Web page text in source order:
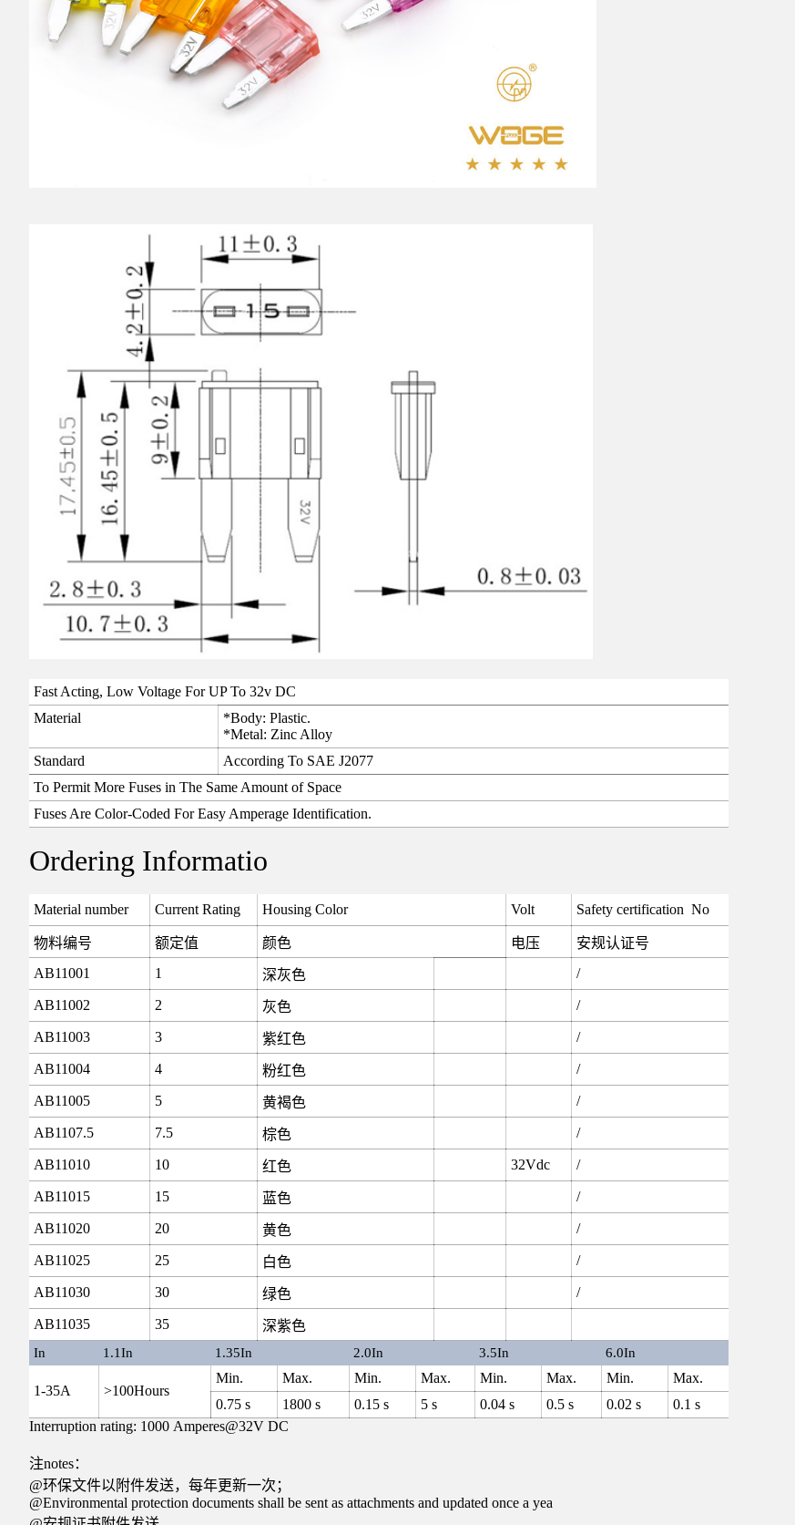
Fast Acting, Low Voltage For UP To 32v DC
Material
*Body: Plastic.
*Metal: Zinc Alloy
Standard
According To SAE J2077
To Permit More Fuses in The Same Amount of Space
Fuses Are Color-Coded For Easy Amperage Identification.
Ordering Informatio
Material number Current Rating Housing Color Volt Safety certification No
物料编号 额定值 颜色 电压
安规认证号
AB11001
1 深灰色 /
AB11002 2 灰色 /
AB11003 3 紫红色 /
AB11004 4 粉红色 /
AB11005 5 黄褐色 /
AB1107.5 7.5 棕色 /
AB11010 10 红色 32Vdc /
AB11015 15 蓝色 /
AB11020 20 黄色 /
AB11025 25 白色 /
AB11030 30 绿色 /
AB11035 35 深紫色
In 1.1In 1.35In 2.0In 3.5In 6.0In
1-35A >100Hours
Min. Max. Min. Max. Min. Max. Min.
Max.
0.75 s
1800 s 0.15 s 5 s 0.04 s 0.5 s 0.02 s
0.1 s
Interruption rating: 1000 Amperes@32V DC
注notes：
@环保文件以附件发送，每年更新一次；
@Environmental protection documents shall be sent as attachments and updated once a yea